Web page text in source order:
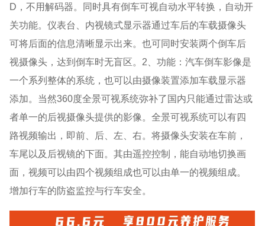
D，不用解码器。同时具有倒车可视自动水平转换，自动开
关功能。仪表台、内视镜式显示器通过车后的车载摄像头
可将后面的信息清晰显示出来。也可同时安装两个倒车后
视摄像头，达到倒车时无盲区。2、功能：汽车倒车影像是
一个系列整体的系统，也可以由摄像装置添加车载显示器
添加。当然360度全景可视系统弥补了国内只能通过雷达或
者单一的后视摄像头提供的影像。全景可视系统可以有四
路视频输出，即前、后、左、右。将摄像头安装在车前，
车尾以及后视镜的下面。其由遥控控制，能自动地切换画
面，视频可以由四个视频组成也可以由单一的视频组成。
增加行车的防盗监控与行车安全。